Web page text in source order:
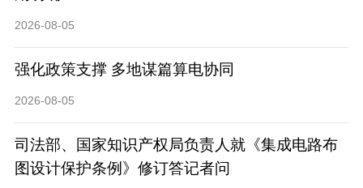
2026-08-05
强化政策支撑 多地谋篇算电协同
2026-08-05
司法部、国家知识产权局负责人就《集成电路布
图设计保护条例》修订答记者问